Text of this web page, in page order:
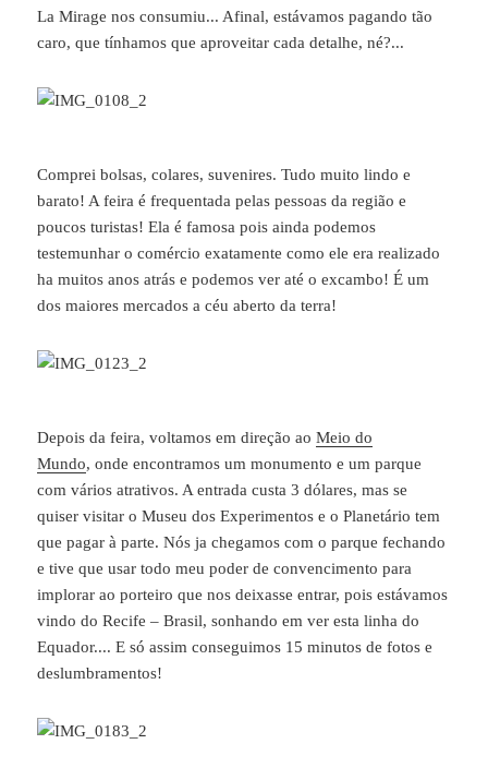
La Mirage nos consumiu... Afinal, estávamos pagando tão
caro, que tínhamos que aproveitar cada detalhe, né?...
Comprei bolsas, colares, suvenires. Tudo muito lindo e
barato! A feira é frequentada pelas pessoas da região e
poucos turistas! Ela é famosa pois ainda podemos
testemunhar o comércio exatamente como ele era realizado
ha muitos anos atrás e podemos ver até o excambo! É um
dos maiores mercados a céu aberto da terra!
Depois da feira, voltamos em direção aoMeio do
Mundo, onde encontramos um monumento e um parque
com vários atrativos. A entrada custa 3 dólares, mas se
quiser visitar o Museu dos Experimentos e o Planetário tem
que pagar à parte. Nós ja chegamos com o parque fechando
e tive que usar todo meu poder de convencimento para
implorar ao porteiro que nos deixasse entrar, pois estávamos
vindo do Recife – Brasil, sonhando em ver esta linha do
Equador.... E só assim conseguimos 15 minutos de fotos e
deslumbramentos!